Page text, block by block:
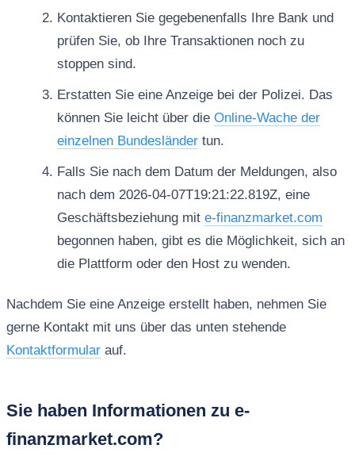
Kontaktieren Sie gegebenenfalls Ihre Bank und
prüfen Sie, ob Ihre Transaktionen noch zu
stoppen sind.
Erstatten Sie eine Anzeige bei der Polizei. Das
können Sie leicht über die Online-Wache der
einzelnen Bundesländertun.
Falls Sie nach dem Datum der Meldungen, also
nach dem 2026-04-07T19:21:22.819Z, eine
Geschäftsbeziehung mit e-finanzmarket.com
begonnen haben, gibt es die Möglichkeit, sich an
die Plattform oder den Host zu wenden.
Nachdem Sie eine Anzeige erstellt haben, nehmen Sie
gerne Kontakt mit uns über das unten stehende
Kontaktformularauf.
Sie haben Informationen zu e-
finanzmarket.com?